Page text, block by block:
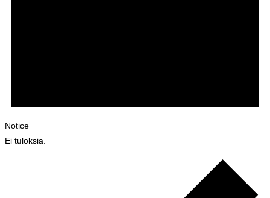
Notice
Ei tuloksia.